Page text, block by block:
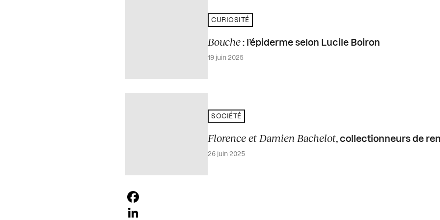
CURIOSITÉ
Bouche : l’épiderme selon Lucile Boiron
19 juin 2025
SOCIÉTÉ
Florence et Damien Bachelot, collectionneurs de
26 juin 2025
Facebook